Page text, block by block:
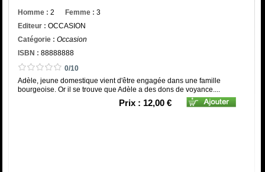
Homme : 2 Femme : 3
Editeur : OCCASION
Catégorie : Occasion
ISBN : 88888888
0/10
Adèle, jeune domestique vient d'être engagée dans une famille
bourgeoise. Or il se trouve que Adèle a des dons de voyance....
Prix : 12,00 €